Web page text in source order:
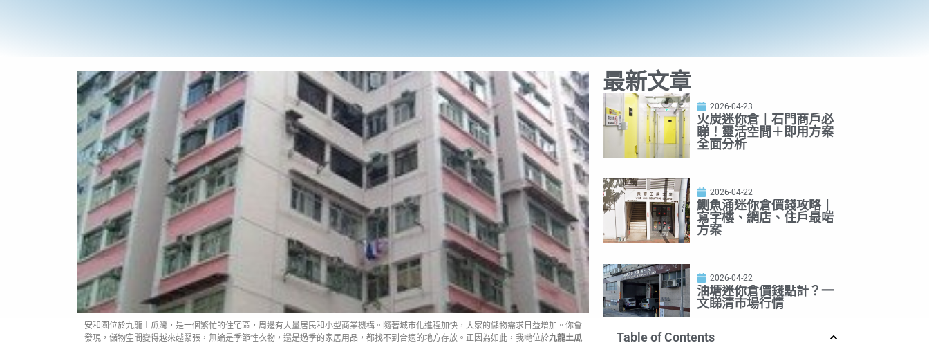
安和園位於九龍土瓜灣，是一個繁忙的住宅區，周邊有大量居民和小型商業機構。隨著城市化進程加快，大家的儲物需求日益增加。你會
發現，儲物空間變得越來越緊張，無論是季節性衣物，還是過季的家居用品，都找不到合適的地方存放。正因為如此，我哋位於九龍土瓜
最新文章
2026-04-23
火炭迷你倉｜石門商戶必
睇！靈活空間＋即用方案
全面分析
2026-04-22
鰂魚涌迷你倉價錢攻略｜
寫字樓、網店、住戶最啱
方案
2026-04-22
油塘迷你倉價錢點計？一
文睇清市場行情
Table of Contents